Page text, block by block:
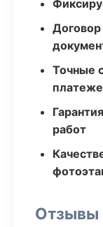
Точные
работ
Отзывы